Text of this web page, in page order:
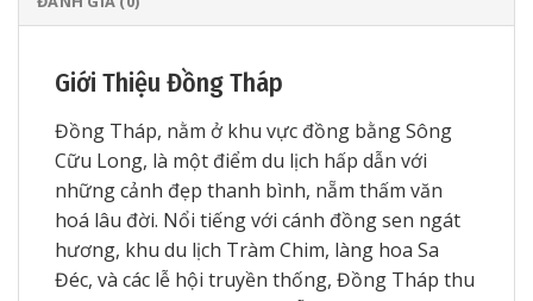
Giới Thiệu Đồng Tháp
Đồng Tháp, nằm ở khu vực đồng bằng Sông
Cữu Long, là một điểm du lịch hấp dẫn với
những cảnh đẹp thanh bình, nẵm thấm văn
hoá lâu đời. Nổi tiếng với cánh đồng sen ngát
hương, khu du lịch Tràm Chim, làng hoa Sa
Đéc, và các lễ hội truyền thống, Đồng Tháp thu